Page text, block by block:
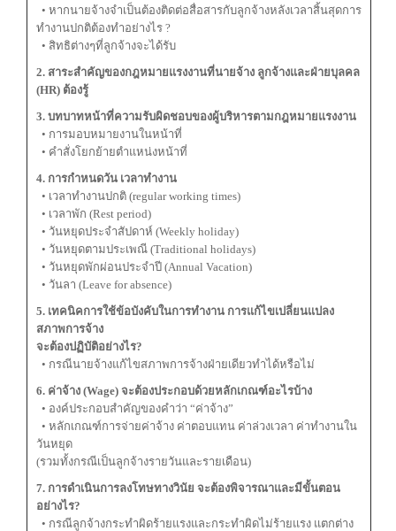
• หากนายจ้างจำเป็นต้องติดต่อสื่อสารกับลูกจ้างหลังเวลาสิ้นสุดการ
ทำงานปกติต้องทำอย่างไร ?
• สิทธิต่างๆที่ลูกจ้างจะได้รับ
2. สาระสำคัญของกฎหมายแรงงานที่นายจ้าง ลูกจ้างและฝ่ายบุลคล
(HR) ต้องรู้
3. บทบาทหน้าที่ความรับผิดชอบของผู้บริหารตามกฎหมายแรงงาน
• การมอบหมายงานในหน้าที่
• คำสั่งโยกย้ายตำแหน่งหน้าที่
4. การกำหนดวัน เวลาทำงาน
• เวลาทำงานปกติ (regular working times)
• เวลาพัก (Rest period)
• วันหยุดประจำสัปดาห์ (Weekly holiday)
• วันหยุดตามประเพณี (Traditional holidays)
• วันหยุดพักผ่อนประจำปี (Annual Vacation)
• วันลา (Leave for absence)
5. เทคนิคการใช้ข้อบังคับในการทำงาน การแก้ไขเปลี่ยนแปลง
สภาพการจ้าง
จะต้องปฏิบัติอย่างไร?
• กรณีนายจ้างแก้ไขสภาพการจ้างฝ่ายเดียวทำได้หรือไม่
6. ค่าจ้าง (Wage) จะต้องประกอบด้วยหลักเกณฑ์อะไรบ้าง
• องค์ประกอบสำคัญของคำว่า “ค่าจ้าง”
• หลักเกณฑ์การจ่ายค่าจ้าง ค่าตอบแทน ค่าล่วงเวลา ค่าทำงานใน
วันหยุด
(รวมทั้งกรณีเป็นลูกจ้างรายวันและรายเดือน)
7. การดำเนินการลงโทษทางวินัย จะต้องพิจารณาและมีขั้นตอน
อย่างไร?
• กรณีลูกจ้างกระทำผิดร้ายแรงและกระทำผิดไม่ร้ายแรง แตกต่าง